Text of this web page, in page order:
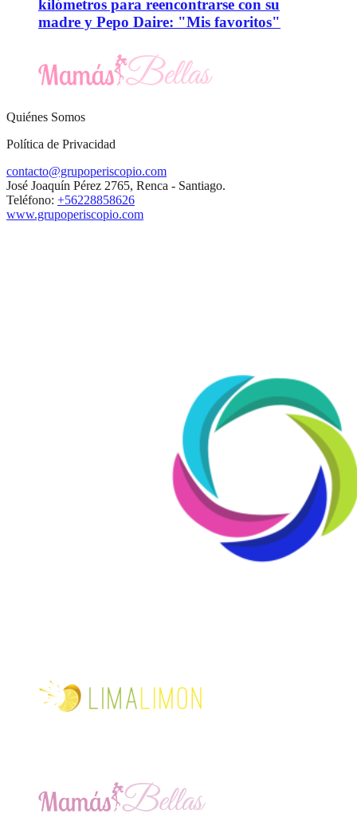
kilómetros para reencontrarse con su
madre y Pepo Daire: "Mis favoritos"
Quiénes Somos
Política de Privacidad
contacto@grupoperiscopio.com
José Joaquín Pérez 2765, Renca - Santiago.
Teléfono: +56228858626
www.grupoperiscopio.com